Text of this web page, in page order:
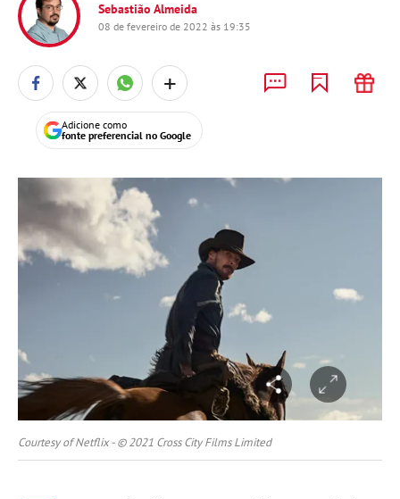
Sebastião Almeida
08 de fevereiro de 2022 às 19:35
+
Adicione como
fonte preferencial no Google
Courtesy of Netflix - © 2021 Cross City Films Limited